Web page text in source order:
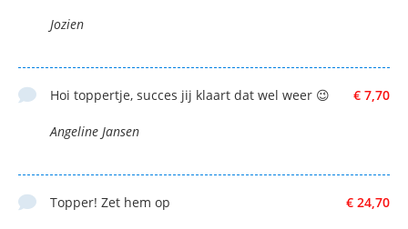
Jozien
€ 7,70
Hoi toppertje, succes jij klaart dat wel weer 😉
Angeline Jansen
€ 24,70
Topper! Zet hem op